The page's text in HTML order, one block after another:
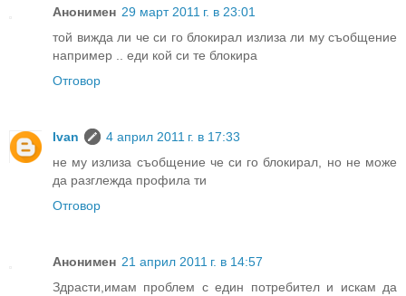
Анонимен 29 март 2011 г. в 23:01
той вижда ли че си го блокирал излиза ли му съобщение
например .. еди кой си те блокира
Отговор
Ivan
4 април 2011 г. в 17:33
не му излиза съобщение че си го блокирал, но не може
да разглежда профила ти
Отговор
Анонимен 21 април 2011 г. в 14:57
Здрасти,имам проблем с един потребител и искам да